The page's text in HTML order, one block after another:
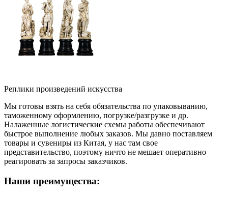
Реплики произведений искусства
Мы готовы взять на себя обязательства по упаковыванию,
таможенному оформлению, погрузке/разгрузке и др.
Налаженные логистические схемы работы обеспечивают
быстрое выполнение любых заказов. Мы давно поставляем
товары и сувениры из Китая, у нас там свое
представительство, поэтому ничто не мешает оперативно
реагировать за запросы заказчиков.
Наши преимущества: